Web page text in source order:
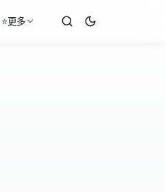
⭐更多